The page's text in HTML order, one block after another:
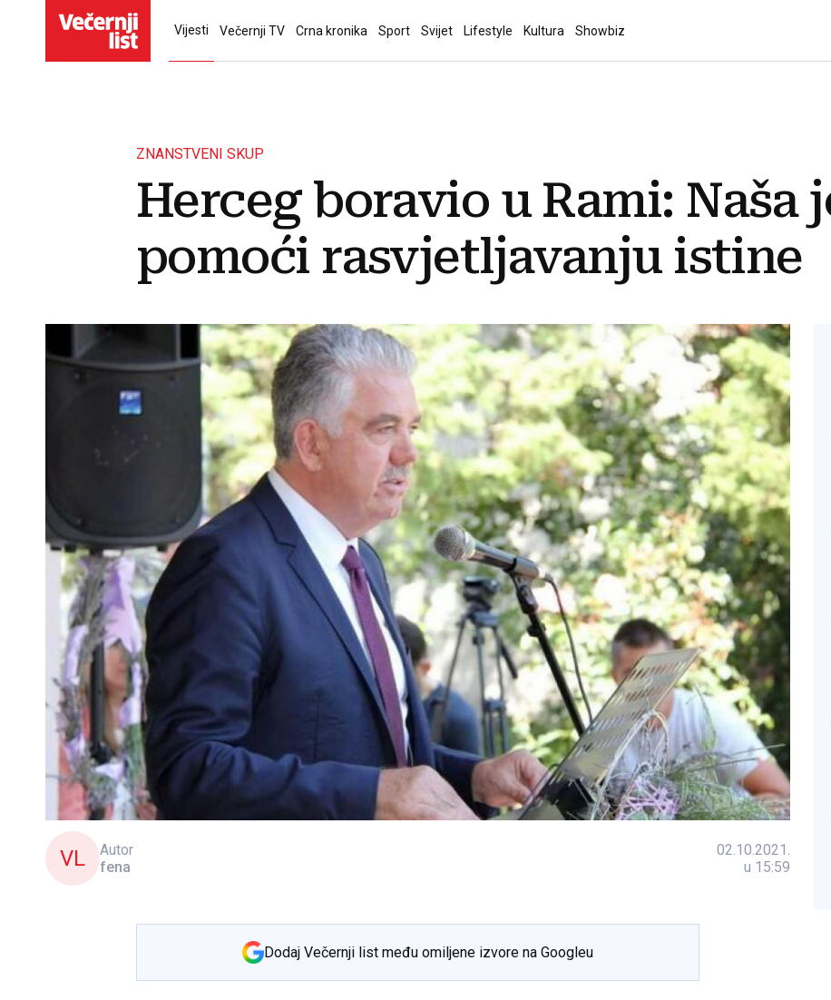
Vijesti Večernji TV Crna kronika Sport Svijet Lifestyle Kultura Showbiz
ZNANSTVENI SKUP
Herceg boravio u Rami: Naša
pomoći rasvjetljavanju istine
VL
Autor
fena
02.10.2021.
u 15:59
Dodaj Večernji list među omiljene izvore na Googleu